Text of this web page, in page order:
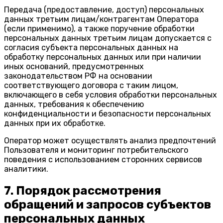
Передача (предоставление, доступ) персональных
данных третьим лицам/контрагентам Оператора
(если применимо), а также поручение обработки
персональных данных третьим лицам допускается с
согласия субъекта персональных данных на
обработку персональных данных или при наличии
иных оснований, предусмотренных
законодательством РФ на основании
соответствующего договора с таким лицом,
включающего в себя условия обработки персональных
данных, требования к обеспечению
конфиденциальности и безопасности персональных
данных при их обработке.
Оператор может осуществлять анализ предпочтений
Пользователя и мониторинг потребительского
поведения с использованием сторонних сервисов
аналитики.
7. Порядок рассмотрения
обращений и запросов субъектов
персональных данных